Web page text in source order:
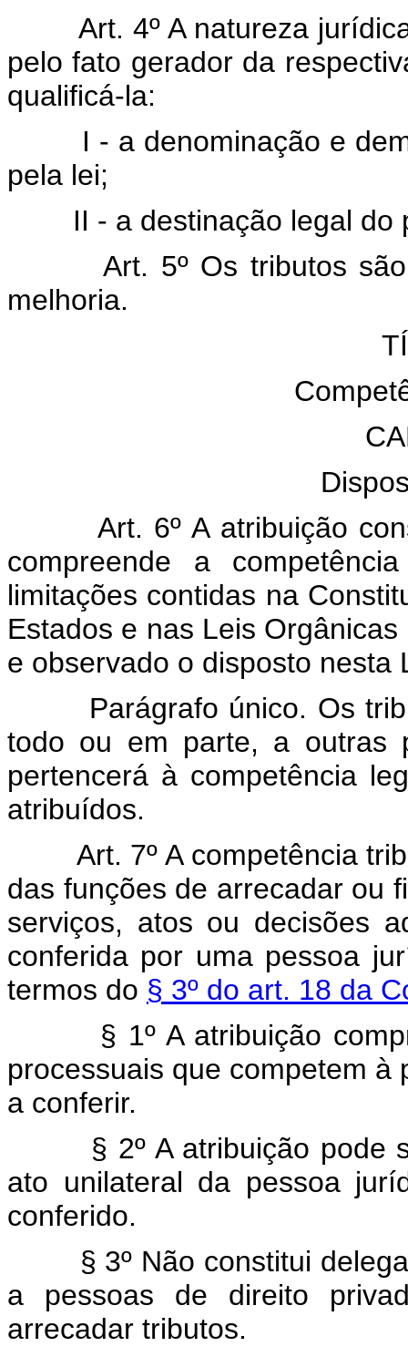
Art. 4º A natureza jurídica
pelo fato gerador da
qualificá-la:
I - a denominação e
pela lei;
II - a destinação legal do
Art. 5º Os tributos são
melhoria.
Art. 6º A atribuição
compreende a
limitações contidas na
Estados e nas Leis
e observado o disposto nesta
Parágrafo único. Os
todo ou em parte, a outras
pertencerá à competência
atribuídos.
Art. 7º A competência
das funções de arrecadar ou
serviços, atos ou decisões
conferida por uma pessoa
termos do § 3º do art. 18 da
§ 1º A atribuição
processuais que competem
a conferir.
§ 2º A atribuição pode
ato unilateral da pessoa
conferido.
§ 3º Não constitui
a pessoas de direito
arrecadar tributos.